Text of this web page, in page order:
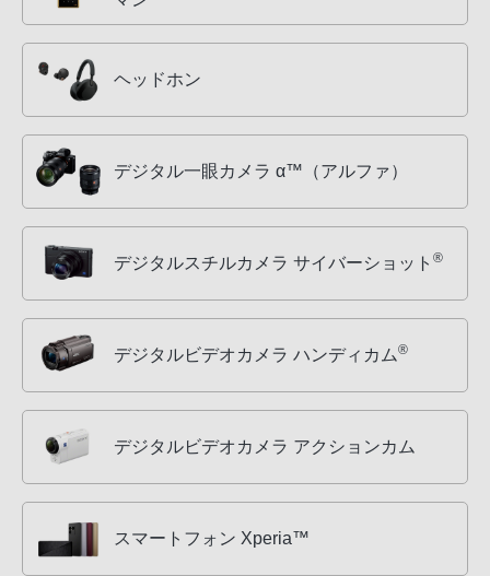
ヘッドホン
デジタル一眼カメラ α™（アルファ）
デジタルスチルカメラ サイバーショット ®
デジタルビデオカメラ ハンディカム®
デジタルビデオカメラ アクションカム
スマートフォン Xperia™